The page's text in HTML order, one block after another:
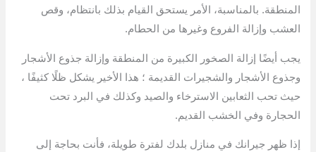
المنطقة. بالمناسبة، الأمر يستحق القيام بذلك بانتظام، وقص
العشب وإزالة الفروع وغيرها من الحطام.
يجب أيضًا إزالة الصخور الكبيرة من المنطقة وإزالة جذوع الأشجار
وجذوع الأشجار والشجيرات القديمة ؛ هذا الأخير يشكل ظلًا كثيفًا ،
حيث تحب الثعابين الاسترخاء والصيد وكذلك في البرد تحت
الحجارة وفي الخشب القديم.
إذا ظهر جيرانك في منازل بلدك لفترة طويلة، فأنت بحاجة إلى